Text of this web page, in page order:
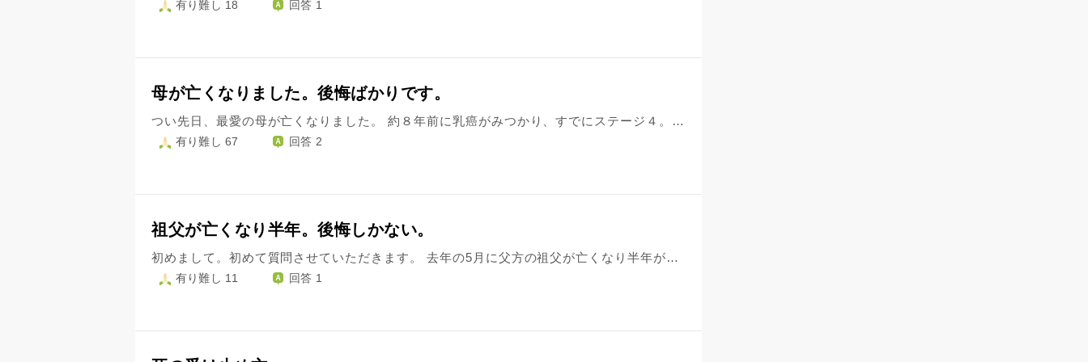
有り難し 18 回答 1
母が亡くなりました。後悔ばかりです。
つい先日、最愛の母が亡くなりました。 約８年前に乳癌がみつかり、すでにステージ４。 自分はいつも後まわしの家族思いの母は、私や姉、父の入退院で大変だったこともあり、自分の体調変化をわかっていながら病院へ行くのが遅くなりました。 母にとっての宝物は家族。 娘や孫のために長生きするとツラい治療を頑張ってくれていました。 ひ孫も産まれ毎日楽しく暮らしているなか脳に転移し、手がつけられないと医者から告げられ入院して10日で亡くなりました。 優しくて、家族が大好きで、我慢強くて。明るく、常に前向きで、母の口から誰かの悪口や弱音も聞いたことないような素晴らしい人でした。 病院では、母が『私もう長くないね…』って。涙が止まらずにいる私に、自分が１番ツラいはずなのに私の涙をふいてくれて『泣かないよ』って。 母は、『私は幸せだった～』って何度も言ってました。私が『貧乏で、お金なかったのに？』ってきくと『良い娘、孫、ひ孫に恵まれたから、私は幸せだった～』って言ってくれるんです。 『生まれ変わってもまた私の娘で産まれてきてね』って母は言ってくれました。 私と姉が出来るのは、亡くなるその時を、ひとりにさせないこと、そして痛み苦痛がないようにでした。母は寂しがりだったので。最期は母は自ら、家族写真を手に取り、大好きな孫に手を握られ、家族に見守られ亡くなりました。 亡くなったあとも私は後悔ばかりで涙が止まらず前に進めません。 私がはやく脳転移の異変に気付いていれば。体の不調を言ってくれてたのに。どの医者に言っても脳転移は誰も分からなかったようで。でも私が何度も医者に言えば良かったのに。家に帰りたいと言う母、病院に連れて行かないで家で看とり出来るようにしてあげれば良かったとか。 ひ孫と遊んでいる幸せな母の顔を思い出しては、なんで助けてあげられなかったんだろうと後悔ばかり。 母は、家族一人一人に手紙を残してました。 家族の心配と、自分が病気になって迷惑をかけたという内容です。 私はもちろん家族も迷惑かけられたなんて一度も思ったことありません。 家族にとって母は、大きな大きな存在でした。 私は自分が大好きな母を殺してしまった気持ちから抜けられず、寂しくて悲しくてツラくて。 私を信じて一緒に治療を頑張っていてくれた母。私のせい…。。
有り難し 67 回答 2
祖父が亡くなり半年。後悔しかない。
初めまして。初めて質問させていただきます。 去年の5月に父方の祖父が亡くなり半年が経ちました。 急に倒れ、脳梗塞、心臓の病気と発症し、その日の夜に亡くなりました。 父以外の家族で父方の祖父に亡くなる直前まで関わった私自身は引きずっているように感じます。 祖父…おじいちゃんが私は大好きでした。 自分が学生の時に製菓を学んでいたので作ったものを分けてあげたりしていました。 なくなる直前は忙しくなかなか会えていませんでした。 もっと会いに行ってお菓子を分けてあげて入れればよかったと後悔もしています。 仕事中でも思ってしまいます。 葬式の時に祖父に立派になると誓ったのに、 今祖父の位牌に顔向け出来ないくらい立派ではない気がします、 正社員で就職したのに結果的にフリーターです。 今もまだ祖父を思い出す度後悔しています。 ごめん、おじいちゃんと… こんな、支離滅裂っぽい文章失礼しました。 読んでくださりありがとうございました。
有り難し 11 回答 1